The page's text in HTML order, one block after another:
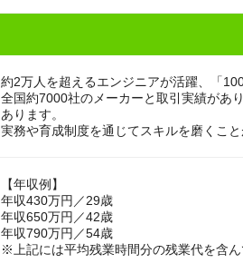
約2万人を超えるエンジニアが活躍、「
全国約7000社のメーカーと取引実績があ
あります。
実務や育成制度を通じてスキルを磨くこと
【年収例】
年収430万円／29歳
年収650万円／42歳
年収790万円／54歳
※上記には平均残業時間分の残業代を含ん